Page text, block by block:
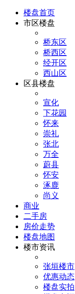
楼盘首页
市区楼盘
桥东区
桥西区
经开区
西山区
区县楼盘
宣化
下花园
怀来
崇礼
张北
万全
蔚县
怀安
涿鹿
尚义
商业
二手房
房价走势
楼盘地图
楼市资讯
张垣楼市
优惠动态
楼盘实拍